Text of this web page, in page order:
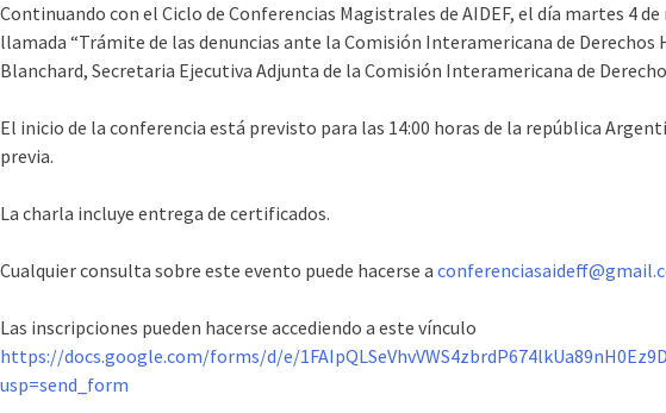
Continuando con el Ciclo de Conferencias Magistrales de AIDEF, el día martes 4
llamada “Trámite de las denuncias ante la Comisión Interamericana de Derechos
Blanchard, Secretaria Ejecutiva Adjunta de la Comisión Interamericana de
El inicio de la conferencia está previsto para las 14:00 horas de la república
previa.
La charla incluye entrega de certificados.
Cualquier consulta sobre este evento puede hacerse a
Las inscripciones pueden hacerse accediendo a este vínculo
https://docs.google.com/forms/d/e/
usp=send_form